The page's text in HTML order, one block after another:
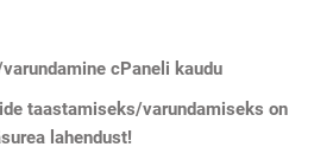
cPaneli kaudu
taastamiseks/varundamiseks on
lahendust!